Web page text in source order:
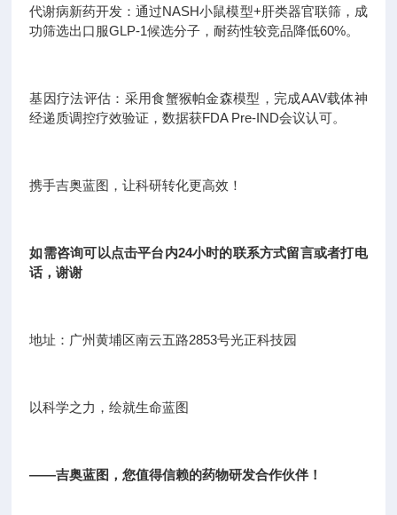
代谢病新药开发：通过NASH小鼠模型+肝类器官联筛，成
功筛选出口服GLP-1候选分子，耐药性较竞品降低60%。
基因疗法评估：采用食蟹猴帕金森模型，完成AAV载体神
经递质调控疗效验证，数据获FDA Pre-IND会议认可。
携手吉奥蓝图，让科研转化更高效！
如需咨询可以点击平台内24小时的联系方式留言或者打电
话，谢谢
地址：广州黄埔区南云五路2853号光正科技园
以科学之力，绘就生命蓝图
——吉奥蓝图，您值得信赖的药物研发合作伙伴！